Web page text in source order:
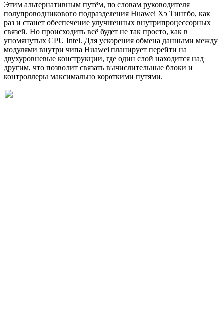
Этим альтернативным путём, по словам руководителя
полупроводникового подразделения Huawei Хэ Тингбо, как
раз и станет обеспечение улучшенных внутрипроцессорных
связей. Но происходить всё будет не так просто, как в
упомянутых CPU Intel. Для ускорения обмена данными между
модулями внутри чипа Huawei планирует перейти на
двухуровневые конструкции, где один слой находится над
другим, что позволит связать вычислительные блоки и
контроллеры максимально короткими путями.